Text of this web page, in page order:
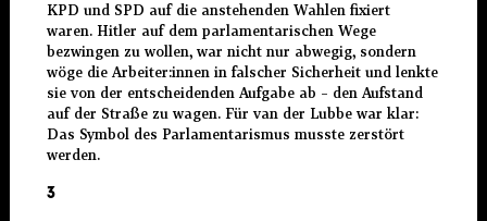
KPD und SPD auf die anstehenden Wahlen fixiert
waren. Hitler auf dem parlamentarischen Wege
bezwingen zu wollen, war nicht nur abwegig, sondern
wöge die Arbeiter:innen in falscher Sicherheit und lenkte
sie von der entscheidenden Aufgabe ab – den Aufstand
auf der Straße zu wagen. Für van der Lubbe war klar:
Das Symbol des Parlamentarismus musste zerstört
werden.
3